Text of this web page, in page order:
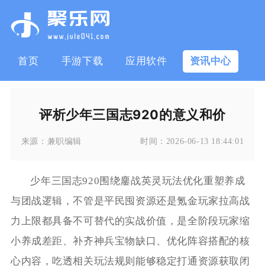
首页 手游下载 应用软件 资讯中心
评析少年三国志920的意义和价
来源： 兼职编辑 时间： 2026-06-13 18:44:01
少年三国志920围绕鏖战英灵玩法优化重塑养成
与团战逻辑，不管是平民囤资源还是氪金玩家拉高战
力上限都具备不可替代的实战价值，是全阶段玩家缩
小养成差距、补齐神兵宝物缺口、优化阵容搭配的核
心内容，吃透相关玩法规则能够稳定打通资源获取闭